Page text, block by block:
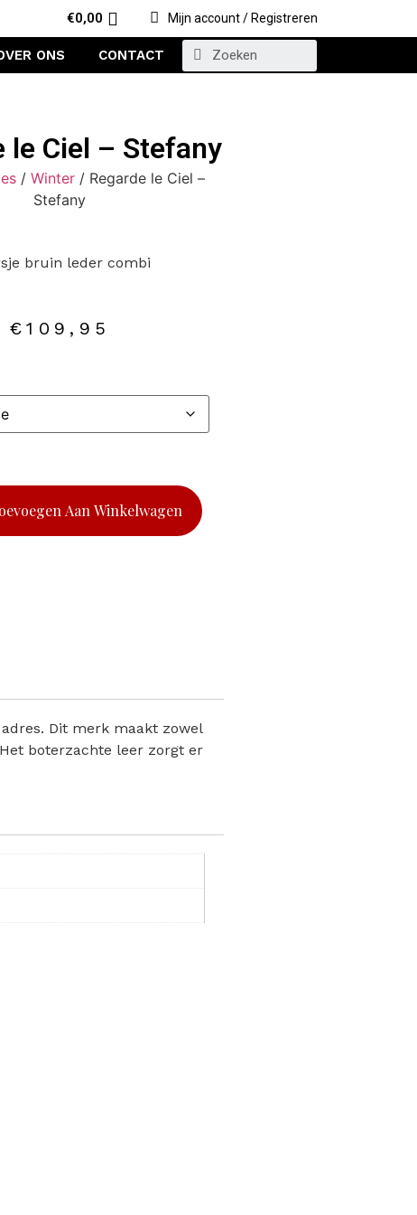
€0,00 Mijn account / Registreren
ONS CONTACT
le Ciel – Stefany
/Winter / Regarde le Ciel –
Stefany
bruin leder combi
€109,95
Aan Winkelwagen
Dit merk maakt zowel
boterzachte leer zorgt er